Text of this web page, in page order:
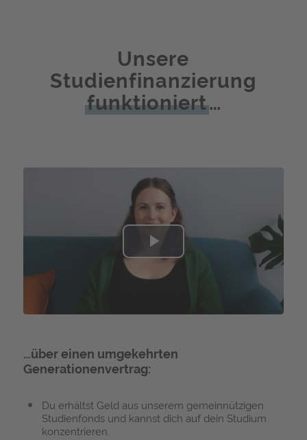
Unsere
Studienfinanzierung
funktioniert…
Play
Video
…über einen umgekehrten
Generationenvertrag:
Du erhältst Geld aus unserem gemeinnützigen
Studienfonds und kannst dich auf dein Studium
konzentrieren.